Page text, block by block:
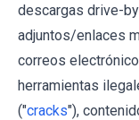
descargas drive-
adjuntos/enlaces
correos
herramientas
("cracks"),